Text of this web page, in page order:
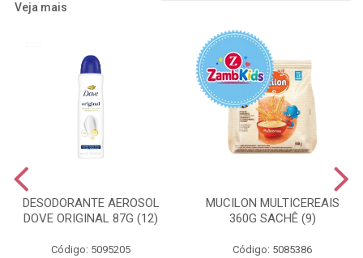
Veja mais
DESODORANTE AEROSOL
DOVE ORIGINAL 87G (12)
Código: 5095205
MUCILON MULTICEREAIS
360G SACHÊ (9)
Código: 5085386